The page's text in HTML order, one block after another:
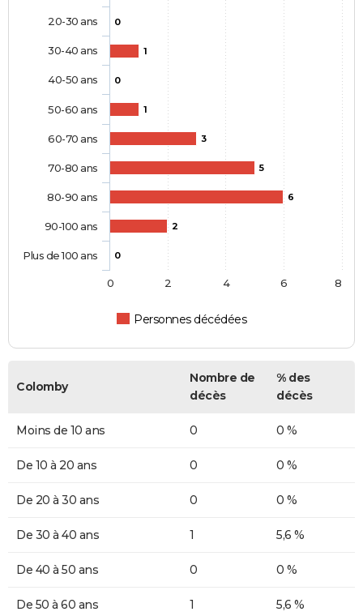
0
1
0
1
3
5
6
2
0
Personnes décédées
20-30 ans
30-40 ans
40-50 ans
50-60 ans
60-70 ans
70-80 ans
80-90 ans
90-100 ans
Plus de 100 ans
0 2 4 6 8
Colomby
Nombre de
décès
% des
décès
Moins de 10 ans 0 0 %
De 10 à 20 ans 0 0 %
De 20 à 30 ans 0 0 %
De 30 à 40 ans 1 5,6 %
De 40 à 50 ans 0 0 %
De 50 à 60 ans 1 5,6 %